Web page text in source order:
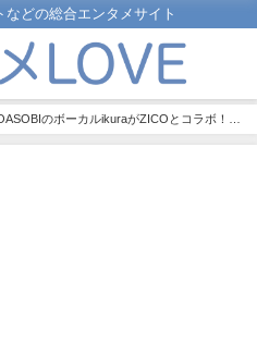
どの総合エンタメサイト
のボーカルikuraがZICOとコラボ！両